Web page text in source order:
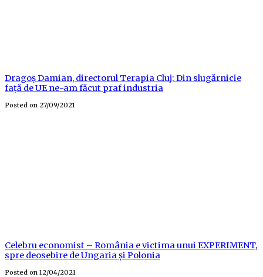
Dragoș Damian, directorul Terapia Cluj: Din slugărnicie
față de UE ne-am făcut praf industria
Posted on 27/09/2021
Celebru economist – România e victima unui EXPERIMENT,
spre deosebire de Ungaria și Polonia
Posted on 12/04/2021